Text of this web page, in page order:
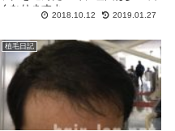
くなりますよ...
2018.10.12 2019.01.27
植毛日記